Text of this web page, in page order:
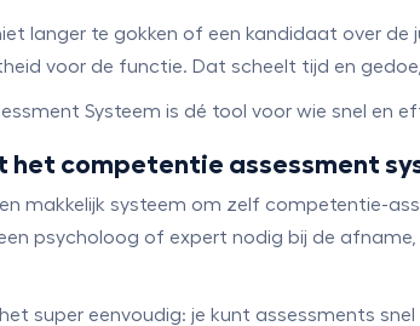
langer te gokken of een kandidaat over
voor de functie. Dat scheelt tijd en
Systeem is dé tool voor wie snel en
het competentie assessment
makkelijk systeem om zelf competentie-
psycholoog of expert nodig bij de
super eenvoudig: je kunt assessments